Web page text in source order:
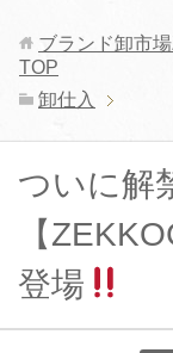
ブランド卸市
TOP
卸仕入
ついに解
【
登場